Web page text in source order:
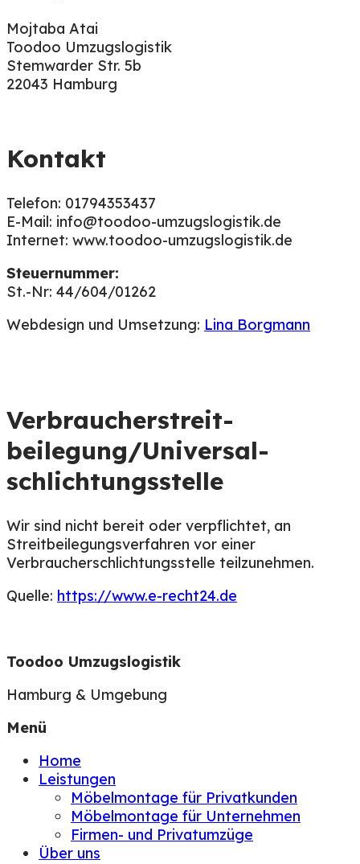
Mojtaba Atai
Toodoo Umzugslogistik
Stemwarder Str. 5b
22043 Hamburg
Kontakt
Telefon: 01794353437
E-Mail: info@toodoo-umzugslogistik.de
Internet: www.toodoo-umzugslogistik.de
Steuernummer:
St.-Nr: 44/604/01262
Webdesign und Umsetzung: Lina Borgmann
Verbraucher­streit­
beilegung/Universal­
schlichtungs­stelle
Wir sind nicht bereit oder verpflichtet, an
Streitbeilegungsverfahren vor einer
Verbraucherschlichtungsstelle teilzunehmen.
Quelle: https://www.e-recht24.de
Toodoo Umzugslogistik
Hamburg & Umgebung
Menü
Home
Leistungen
Möbelmontage für Privatkunden
Möbelmontage für Unternehmen
Firmen- und Privatumzüge
Über uns